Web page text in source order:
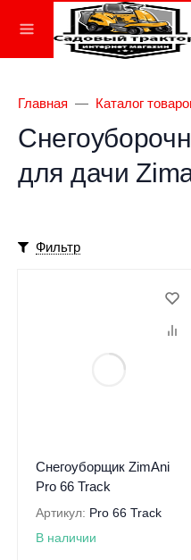
Главная Каталог
для дачи
Фильтр
Снегоуборщик ZimAni
Pro 66 Track
Артикул: Pro 66 Track
В наличии